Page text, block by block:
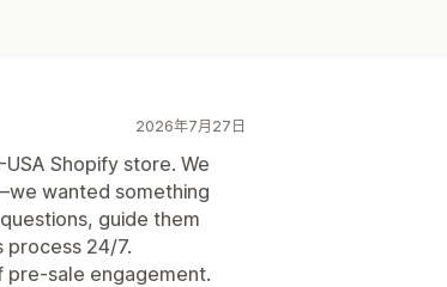
2026年7月27日
Shopify store. We
wanted something
guide them
process 24/7.
pre-sale engagement.